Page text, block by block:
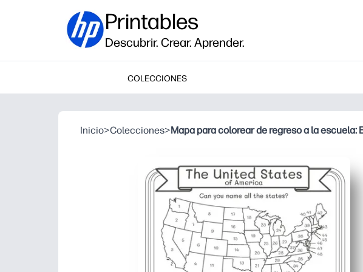
Printables
Descubrir. Crear. Aprender.
COLECCIONES
Inicio>Colecciones>Mapa para colorear de regreso a la escuela: